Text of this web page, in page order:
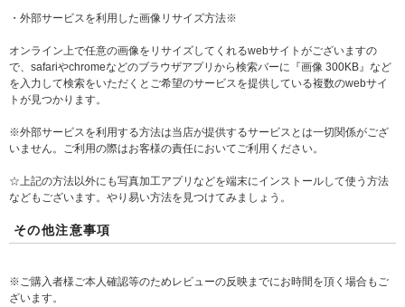
・外部サービスを利用した画像リサイズ方法※
オンライン上で任意の画像をリサイズしてくれるwebサイトがございますの
で、safariやchromeなどのブラウザアプリから検索バーに『画像 300KB』など
を入力して検索をいただくとご希望のサービスを提供している複数のwebサイ
トが見つかります。
※外部サービスを利用する方法は当店が提供するサービスとは一切関係がござ
いません。ご利用の際はお客様の責任においてご利用ください。
☆上記の方法以外にも写真加工アプリなどを端末にインストールして使う方法
などもございます。やり易い方法を見つけてみましょう。
その他注意事項
※ご購入者様ご本人確認等のためレビューの反映までにお時間を頂く場合もご
ざいます。